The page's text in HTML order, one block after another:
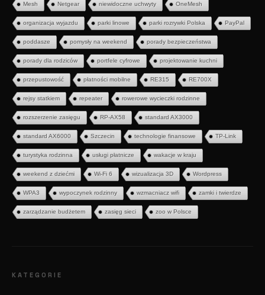
Mesh Netgear niewidoczne uchwyty OneMesh
organizacja wyjazdu parki linowe parki rozrywki Polska PayPal
poddasze pomysły na weekend porady bezpieczeństwa
porady dla rodziców portfele cyfrowe projektowanie kuchni
przepustowość płatności mobilne RE315 RE700X
rejsy statkiem repeater rowerowe wycieczki rodzinne
rozszerzenie zasięgu RP-AX58 standard AX3000
standard AX6000 Szczecin technologie finansowe TP-Link
turystyka rodzinna usługi płatnicze wakacje w kraju
weekend z dziećmi Wi-Fi 6 wizualizacja 3D Wordpress
WPA3 wypoczynek rodzinny wzmacniacz wifi zamki i twierdze
zarządzanie budżetem zasięg sieci zoo w Polsce
KATEGORIE